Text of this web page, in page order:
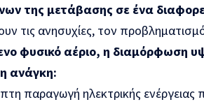
της μετάβασης σε ένα
τις ανησυχίες, τον
φυσικό αέριο, η διαμόρφωση
ανάγκη:
παραγωγή ηλεκτρικής ενέργειας